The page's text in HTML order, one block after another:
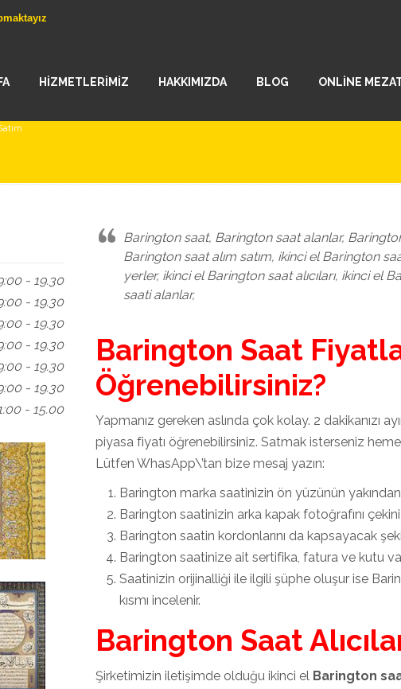
HİZMETLERİMİZ HAKKIMIZDA BLOG ONLİNE
Barington saat, Barington saat alanlar,
Barington saat alım satım, ikinci el Barington
yerler, ikinci el Barington saat alıcıları, ikinci el
saati alanlar,
Barington Saat
Öğrenebilirsiniz?
Yapmanız gereken aslında çok kolay. 2 dakikanızı
piyasa fiyatı öğrenebilirsiniz. Satmak isterseniz
Lütfen WhasApp\’tan bize mesaj yazın:
Barington marka saatinizin ön yüzünün
Barington saatinizin arka kapak fotoğrafını
Barington saatin kordonlarını da kapsayacak
Barington saatinize ait sertifika, fatura ve kutu
Saatinizin orijinalliği ile ilgili şüphe oluşur ise
kısmı incelenir.
Barington Saat
Şirketimizin iletişimde olduğu ikinci el Barington
- 19.30
- 19.30
- 19.30
- 19.30
- 19.30
- 19.30
- 15.00